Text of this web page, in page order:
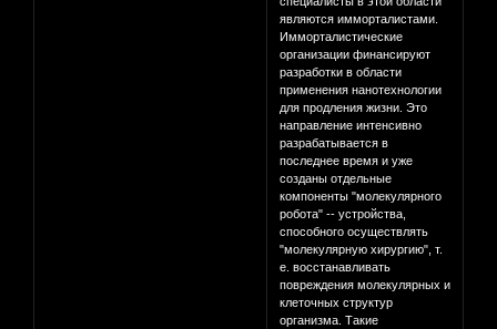
являются имморталистами.
Имморталистические
организации финансируют
разработки в области
применения нанотехнологии
для продления жизни. Это
направление интенсивно
разрабатывается в
последнее время и уже
созданы отдельные
компоненты "молекулярного
робота" -- устройства,
способного осуществлять
"молекулярную хирургию", т.
е. восстанавливать
повреждения молекулярных и
клеточных структур
организма. Такие